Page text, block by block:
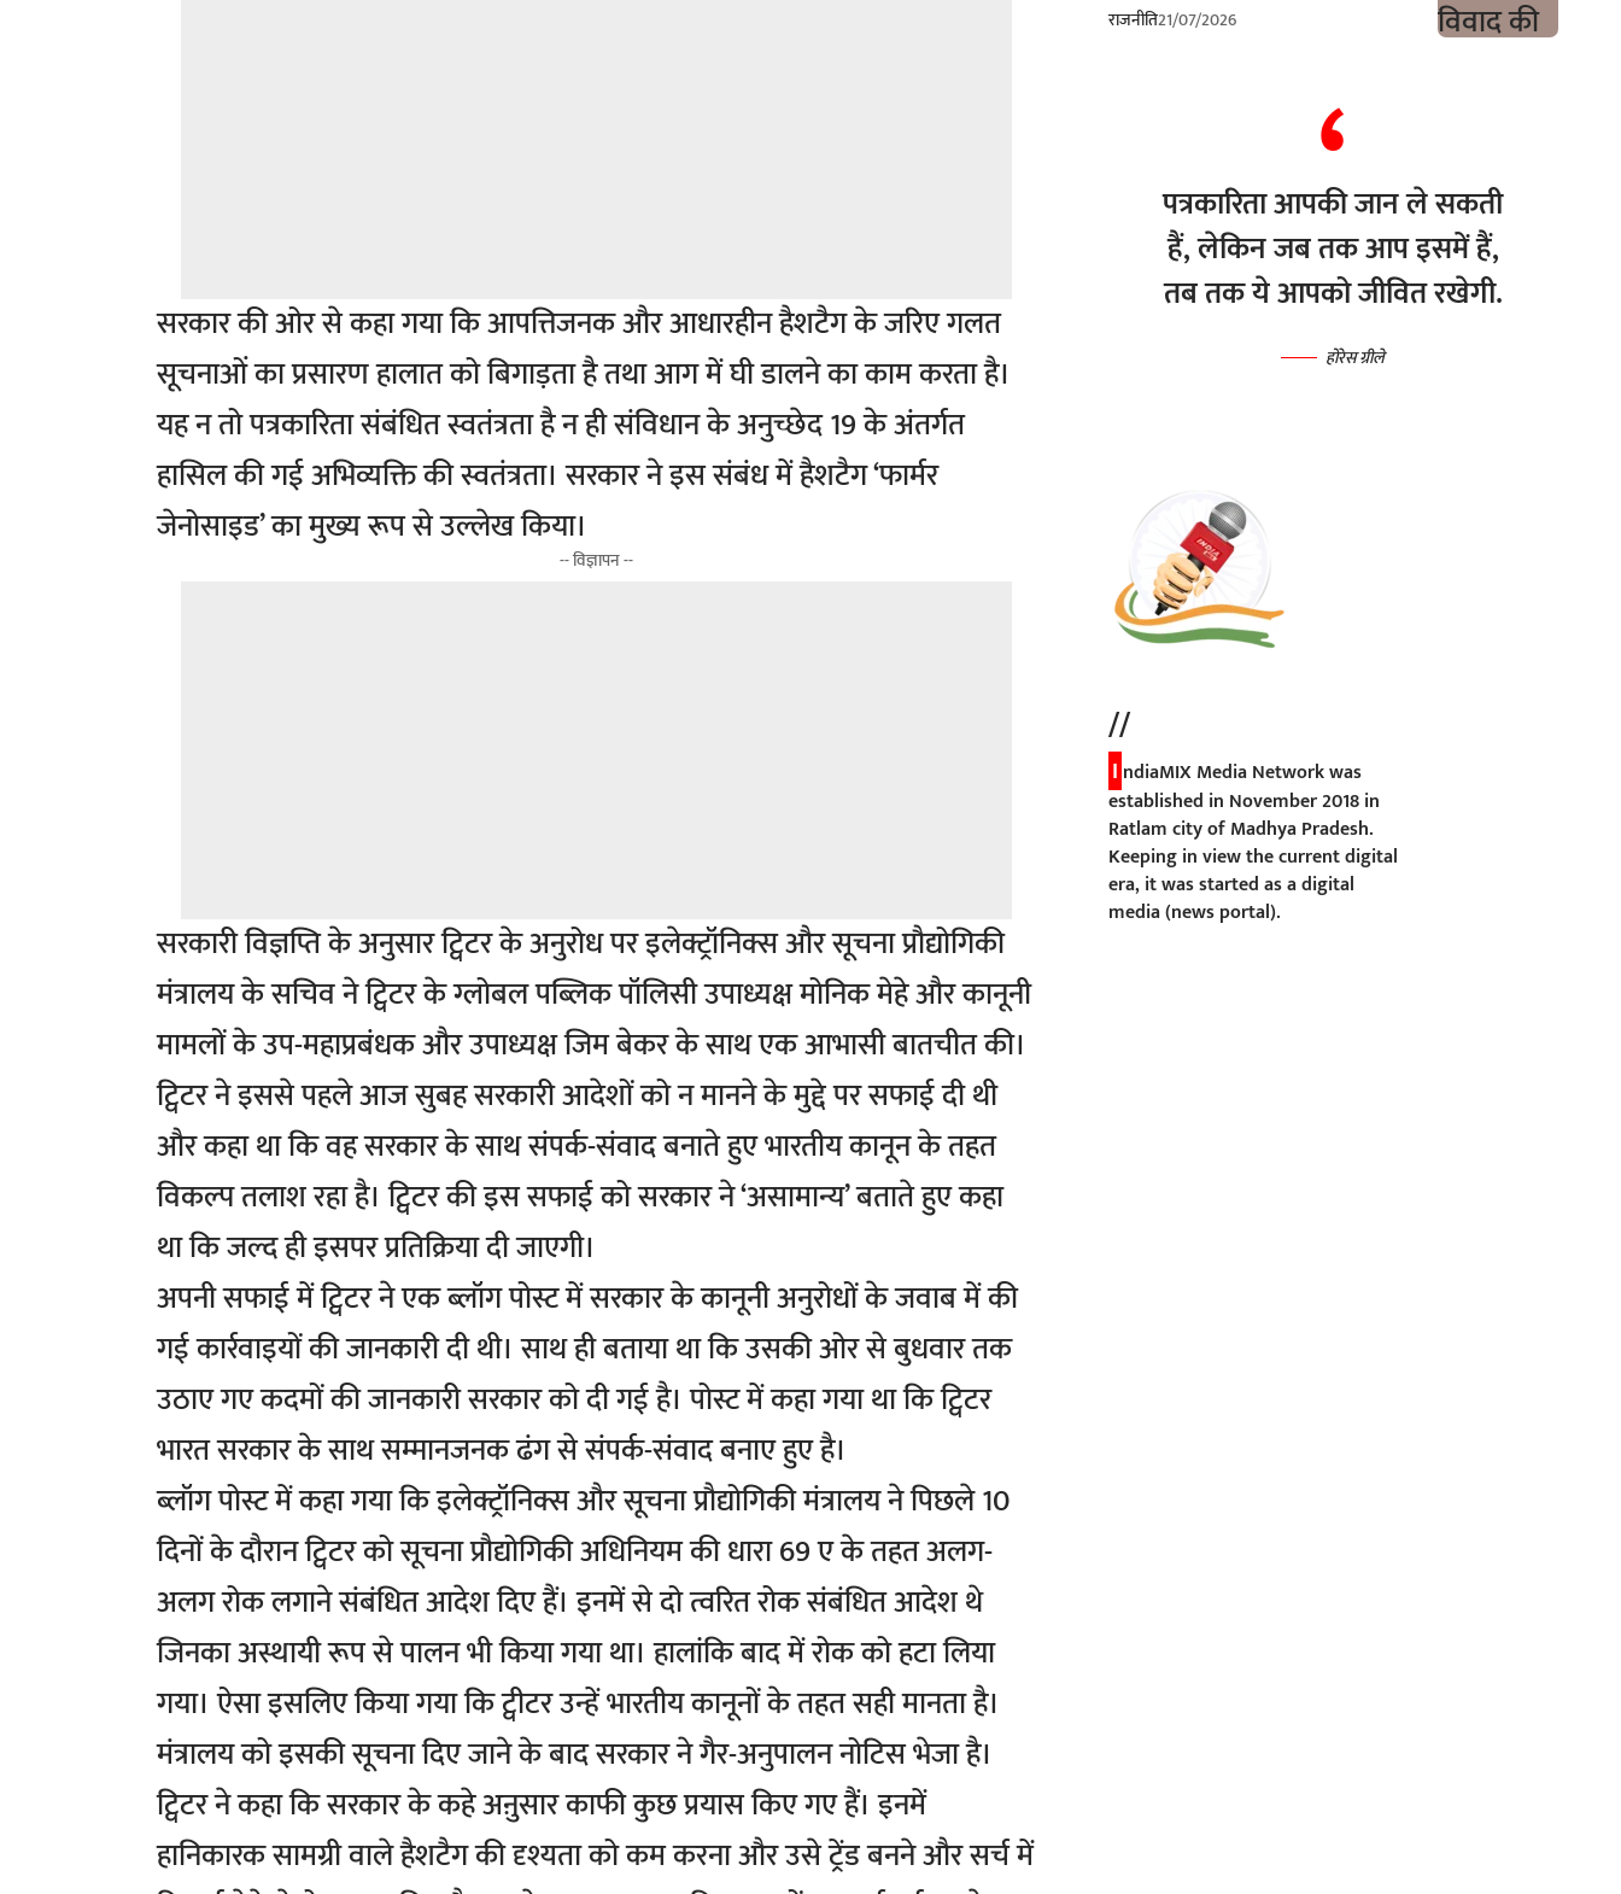
सरकार की ओर से कहा गया कि आपत्तिजनक और आधारहीन हैशटैग के जरिए गलत
सूचनाओं का प्रसारण हालात को बिगाड़ता है तथा आग में घी डालने का काम करता है।
यह न तो पत्रकारिता संबंधित स्वतंत्रता है न ही संविधान के अनुच्छेद 19 के अंतर्गत
हासिल की गई अभिव्यक्ति की स्वतंत्रता। सरकार ने इस संबंध में हैशटैग ‘फार्मर
जेनोसाइड’ का मुख्य रूप से उल्लेख किया।
-- विज्ञापन --
सरकारी विज्ञप्ति के अनुसार ट्विटर के अनुरोध पर इलेक्ट्रॉनिक्स और सूचना प्रौद्योगिकी
मंत्रालय के सचिव ने ट्विटर के ग्लोबल पब्लिक पॉलिसी उपाध्यक्ष मोनिक मेहे और कानूनी
मामलों के उप-महाप्रबंधक और उपाध्यक्ष जिम बेकर के साथ एक आभासी बातचीत की।
ट्विटर ने इससे पहले आज सुबह सरकारी आदेशों को न मानने के मुद्दे पर सफाई दी थी
और कहा था कि वह सरकार के साथ संपर्क-संवाद बनाते हुए भारतीय कानून के तहत
विकल्प तलाश रहा है। ट्विटर की इस सफाई को सरकार ने ‘असामान्य’ बताते हुए कहा
था कि जल्द ही इसपर प्रतिक्रिया दी जाएगी।
अपनी सफाई में ट्विटर ने एक ब्लॉग पोस्ट में सरकार के कानूनी अनुरोधों के जवाब में की
गई कार्रवाइयों की जानकारी दी थी। साथ ही बताया था कि उसकी ओर से बुधवार तक
उठाए गए कदमों की जानकारी सरकार को दी गई है। पोस्ट में कहा गया था कि ट्विटर
भारत सरकार के साथ सम्मानजनक ढंग से संपर्क-संवाद बनाए हुए है।
ब्लॉग पोस्ट में कहा गया कि इलेक्ट्रॉनिक्स और सूचना प्रौद्योगिकी मंत्रालय ने पिछले 10
दिनों के दौरान ट्विटर को सूचना प्रौद्योगिकी अधिनियम की धारा 69 ए के तहत अलग-
अलग रोक लगाने संबंधित आदेश दिए हैं। इनमें से दो त्वरित रोक संबंधित आदेश थे
जिनका अस्थायी रूप से पालन भी किया गया था। हालांकि बाद में रोक को हटा लिया
गया। ऐसा इसलिए किया गया कि ट्वीटर उन्हें भारतीय कानूनों के तहत सही मानता है।
मंत्रालय को इसकी सूचना दिए जाने के बाद सरकार ने गैर-अनुपालन नोटिस भेजा है।
ट्विटर ने कहा कि सरकार के कहे अऩुसार काफी कुछ प्रयास किए गए हैं। इनमें
हानिकारक सामग्री वाले हैशटैग की दृश्यता को कम करना और उसे ट्रेंड बनने और सर्च में
राजनीति21/07/2026
पत्रकारिता आपकी जान ले सकती
हैं, लेकिन जब तक आप इसमें हैं,
तब तक ये आपको जीवित रखेगी.
होरेस ग्रीले
//
I ndiaMIX Media Network was
established in November 2018 in
Ratlam city of Madhya Pradesh.
Keeping in view the current digital
era, it was started as a digital
media (news portal).